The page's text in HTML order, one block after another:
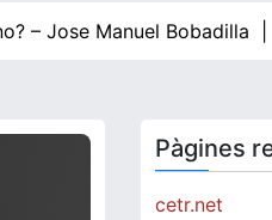
– Jose Manuel Bobadilla |
Pàgines
cetr.net